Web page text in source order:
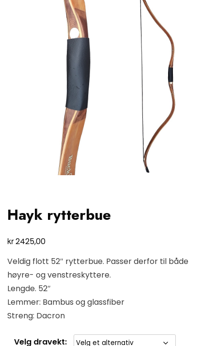
Hayk rytterbue
kr2425,00
Veldig flott 52″ rytterbue. Passer derfor til både
høyre- og venstreskyttere.
Lengde. 52″
Lemmer: Bambus og glassfiber
Streng: Dacron
Velg dravekt: